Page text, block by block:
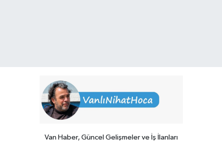
Van Haber, Güncel Gelişmeler ve İş İlanları